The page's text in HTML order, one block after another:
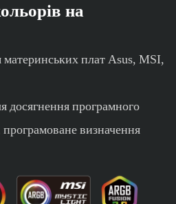
на
плат Asus, MSI,
досягнення програмного
визначення